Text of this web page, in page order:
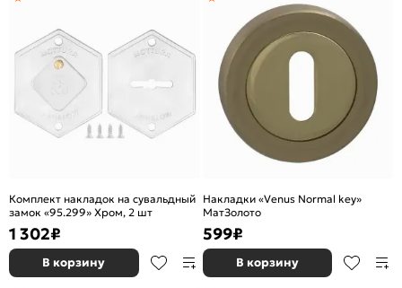
Комплект накладок на сувальдный
замок «95.299» Хром, 2 шт
1 302₽
В корзину
Накладки «Venus Normal key»
МатЗолото
599₽
В корзину